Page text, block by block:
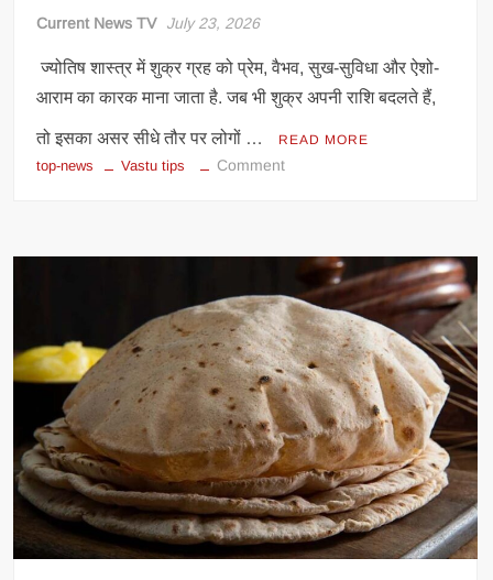
Current News TV July 23, 2026
ज्योतिष शास्त्र में शुक्र ग्रह को प्रेम, वैभव, सुख-सुविधा और ऐशो-
आराम का कारक माना जाता है. जब भी शुक्र अपनी राशि बदलते हैं,
तो इसका असर सीधे तौर पर लोगों … READ MORE
top-news Vastu tips Commenton
गोचर,
वृषभ
समेत
चार
राशियों
को
मिलेगा
बड़ा
लाभ